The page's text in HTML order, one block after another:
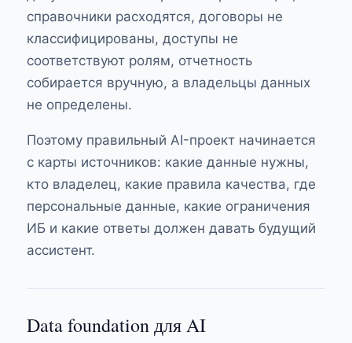
справочники расходятся, договоры не
классифицированы, доступы не
соответствуют ролям, отчетность
собирается вручную, а владельцы данных
не определены.
Поэтому правильный AI-проект начинается
с карты источников: какие данные нужны,
кто владелец, какие правила качества, где
персональные данные, какие ограничения
ИБ и какие ответы должен давать будущий
ассистент.
Data foundation для AI